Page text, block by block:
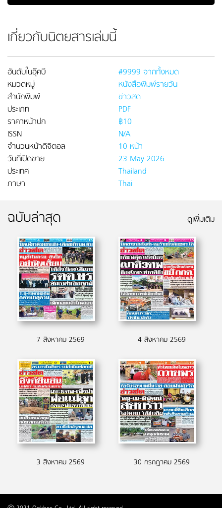
เกี่ยวกับนิตยสารเล่มนี้
อันดับในอุ๊คบี
#9999 จากทั้งหมด
หมวดหมู่
หนังสือพิมพ์รายวัน
สำนักพิมพ์
ข่าวสด
ประเภท
PDF
ราคาหน้าปก
฿10
ISSN
N/A
จำนวนหน้าดิจิตอล
10 หน้า
วันที่เปิดขาย
23 May 2026
ประเทศ
Thailand
ภาษา
Thai
ฉบับล่าสุด ดูเพิ่มเติม
7 สิงหาคม 2569 4 สิงหาคม 2569
3 สิงหาคม 2569 30 กรกฎาคม 2569